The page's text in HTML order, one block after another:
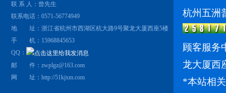
联 系 人：曾先生
联系电话：0571-56774949
地 址：浙江省杭州市西湖区杭大路9号聚龙大厦西座5楼
手 机：15968845653
QQ：
邮 件：zwplgz@163.com
网 址： http://51kjxm.com
杭州五洲
顾客服务
龙大厦西
*本站相